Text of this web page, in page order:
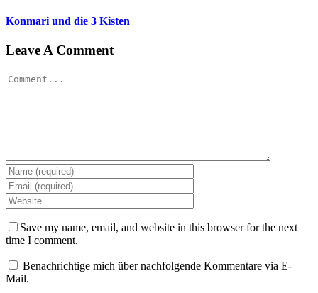
Konmari und die 3 Kisten
Leave A Comment
Comment
Save my name, email, and website in this browser for the next
time I comment.
Benachrichtige mich über nachfolgende Kommentare via E-
Mail.